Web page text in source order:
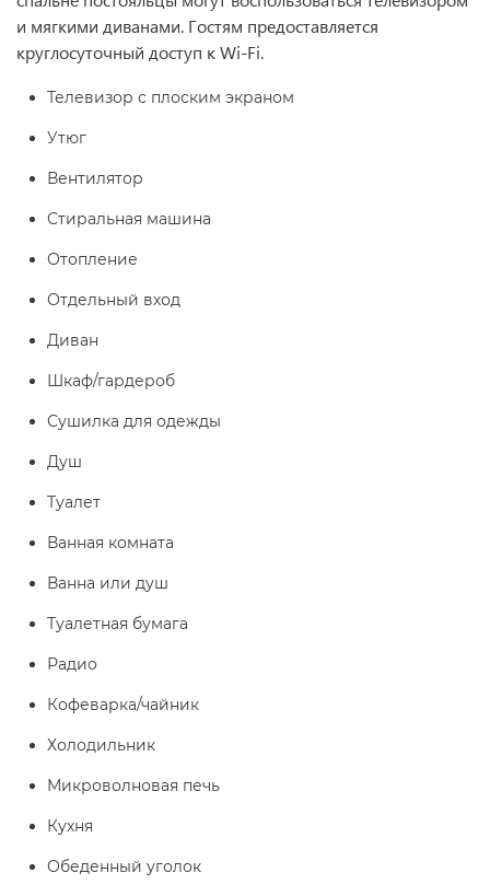
и мягкими диванами. Гостям предоставляется
круглосуточный доступ к Wi-Fi.
Телевизор с плоским экраном
Утюг
Вентилятор
Стиральная машина
Отопление
Отдельный вход
Диван
Шкаф/гардероб
Сушилка для одежды
Душ
Туалет
Ванная комната
Ванна или душ
Туалетная бумага
Радио
Кофеварка/чайник
Холодильник
Микроволновая печь
Кухня
Обеденный уголок